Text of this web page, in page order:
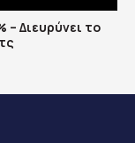
– Διευρύνει το